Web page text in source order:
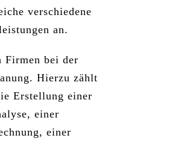
verschiedene
an.
Firmen bei der
Hierzu zählt
Erstellung einer
einer
einer